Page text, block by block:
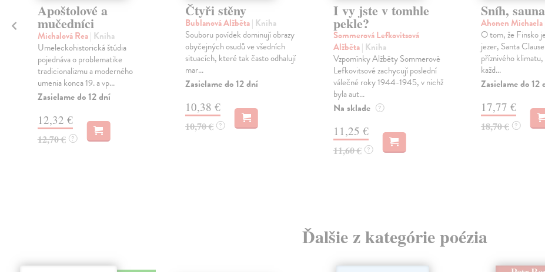
Apoštolové a
mučedníci
Michalová Rea| Kniha
Umeleckohistorická štúdia
pojednáva o problematike
tradicionalizmu a moderného
umenia konca 19. a vp...
Zasielame do 12 dní
12,32 €
12,70 € ?
Čtyři stěny
Bublanová Alžběta| Kniha
Souboru povídek dominují obrazy
obyčejných osudů ve všedních
situacích, které tak často odhalují
mar...
Zasielame do 12 dní
10,38 €
10,70 € ?
I vy jste v tomhle
pekle?
Sommerová Lefkovitsová
Alžběta| Kniha
Vzpomínky Alžběty Sommerové
Lefkovitsové zachycují poslední
válečné roky 1944-1945, v nichž
byla aut...
Na sklade ?
11,25 €
11,60 € ?
Sníh,
Ahonen Michaela
O tom, že Finsko
jezer, Santa
příznivého klimatu,
každ...
Zasielame do 12
17,77 €
18,70 € ?
Ďalšie z kategórie poézia